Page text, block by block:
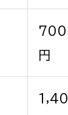
700
円
1,40